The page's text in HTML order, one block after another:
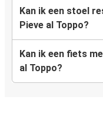
Kan ik een stoel
Pieve al Toppo?
Kan ik een fiets
al Toppo?